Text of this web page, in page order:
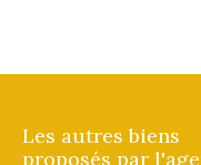
Les autres biens
proposés par